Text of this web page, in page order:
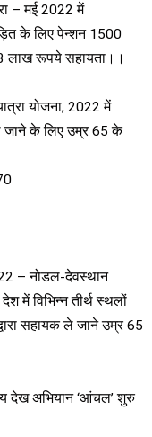
– मई 2022 में
के लिए पेन्शन 1500
लाख रूपये सहायता।।
योजना, 2022 में
जाने के लिए उम्र 65 के
– नोडल-देवस्थान
में विभिन्न तीर्थ स्थलों
सहायक ले जाने उम्र 65
देख‍ अभियान ‘आंचल’ शुरु